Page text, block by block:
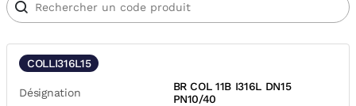
COLLI316L15
Désignation
BR COL 11B I316L DN15
PN10/40